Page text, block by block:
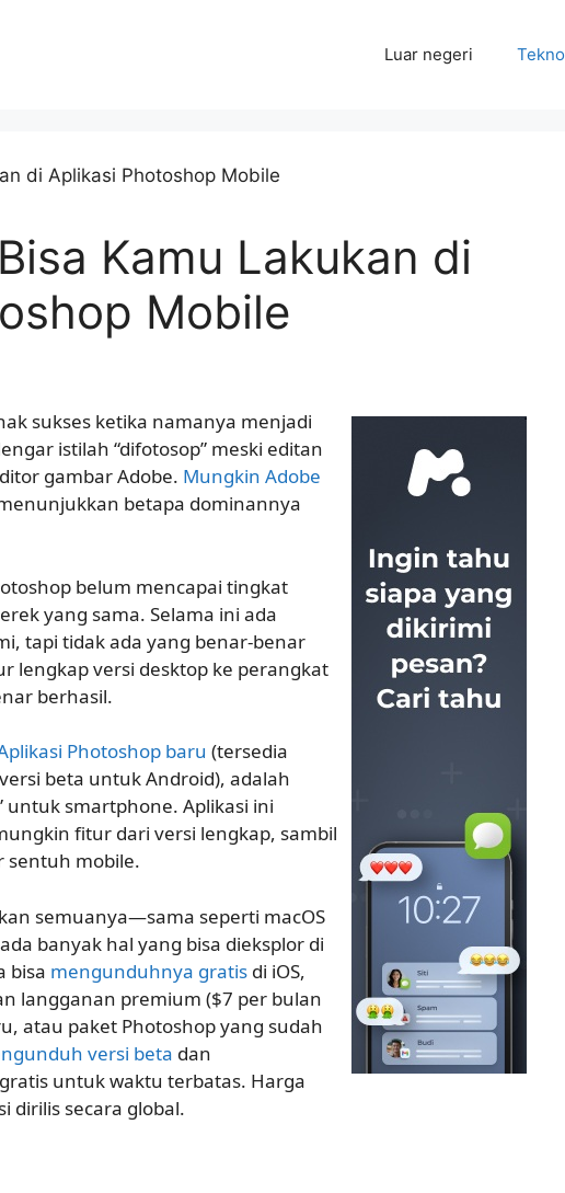
Luar negeri Tekno
Kamu Lakukan di
Mobile
sukses ketika namanya menjadi
istilah “difotosop” meski editan
gambar Adobe. Mungkin Adobe
betapa dominannya
belum mencapai tingkat
yang sama. Selama ini ada
tapi tidak ada yang benar-benar
lengkap versi desktop ke perangkat
berhasil.
Photoshop baru (tersedia
beta untuk Android), adalah
untuk smartphone. Aplikasi ini
fitur dari versi lengkap, sambil
sentuh mobile.
semuanya—sama seperti macOS
banyak hal yang bisa dieksplor di
bisa mengunduhnya gratis di iOS,
langganan premium ($7 per bulan
atau paket Photoshop yang sudah
versi beta dan
untuk waktu terbatas. Harga
dirilis secara global.